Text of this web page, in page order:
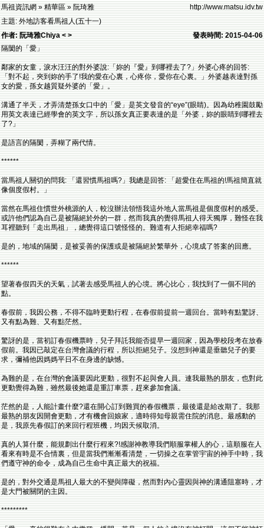
馬祖資訊網 » 精華區 » 阮琦雅
http://www.matsu.idv.tw
主題: 外地訪客看馬祖人(五十一)
作者: 阮琦雅Chiya < >
發表時間: 2015-04-06
隔閡的「愛」
鄰家的女童，淚水汪汪的對外婆說:「妳的『愛』到哪裡去了?」外婆心疼的回答:
「對不起，夾到妳的手了!我的愛在心裏，心疼你，愛你在心裏。」外婆越表達對孫
女的愛，孫女越質疑外婆的「愛」。
溝通了半天，才弄清楚孫女口中的「愛」是英文發音的“eye”(眼睛)。因為幼稚園鼓勵
用英文表達已經學會的英文字，所以孫女真正要表達的是「外婆，妳的眼睛到哪裡去
了?」
是語言的隔閡，弄糊了兩代情。
******
當馬祖人關切的問我: 「還習慣馬祖嗎?」我總是回答: 「超愛住在馬祖的!馬祖簡直就
像個度假村。」
當然在馬祖住慣世外桃源的人，較沒辦法領悟我這外地人當馬祖是個度假村的感受。
或許他們認為自己是被隔絕於外的一群，然而我真的覺得馬祖人得天獨厚，難怪在我
耳裡聽到「走出馬祖」，總覺得這口號怪怪的。難道有人拒絕幸福嗎?
是的，地域的隔閡，是被妥善的保護或是被隔絕於繁華外，心境成了答案的回應。
******
望著春假四天的天氣，試著去感受馬祖人的心境。將心比心，我找到了一個不同的
點。
春假前，我因公務，不得不臨時更動行程，在春假前提前一週回台。當時有點驚訝、
又有點為難、又有點茫然。
驚訝的是，當初訂春假機票時，兒子拜託我能否提早一週回家，因為學校段考在放春
假前。我因已敲定在台灣會議的行程，所以拒絕兒子。沒想到神還是垂聽兒子的要
求，彌補他因媽媽平日不在身邊的缺憾。
為難的是，在台灣的會議要因此更動，很對不起與會人員。連我最熟的朋友，也對此
更動覺得為難，雖然最後她還是重訂車票，趕來參加會議。
茫然的是，人能計畫什麼?還在開心訂到難買的春假機票，最後還是給改期了。我那
最熟的朋友因開會更動，才有機會回娘家，適時得知母親需住院的消息。最感動的
是，我原先春假訂的來回行程班機，均因天候取消。
真的人算什麼，能規劃出什麼行程來?!感謝神教導我們順服掌權人的心，這順服在人
看來有時是不合情裏，但是當我們漸漸看清楚，一切操之在掌管宇宙的神手中時，我
們遵守神的命令，成為自己生命中真正最大的祝福。
是的，對外交通是馬祖人最大的不變與障礙，然而對內心靈因與神的溝通阻塞時，才
是大門被關閉的主因。
*********